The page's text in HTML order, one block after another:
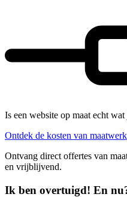
Is een website op maat echt
Ontdek de kosten van maatwerk
Ontvang direct offertes van
en vrijblijvend.
Ik ben overtuigd! En